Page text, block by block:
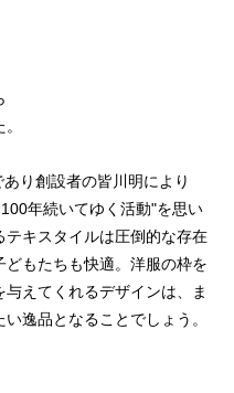
り創設者の皆川明により
年続いてゆく活動"を思い
キスタイルは圧倒的な存在
もたちも快適。洋服の枠を
えてくれるデザインは、ま
逸品となることでしょう。